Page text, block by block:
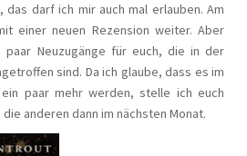
darf ich mir auch mal erlauben. Am
einer neuen Rezension weiter. Aber
Neuzugänge für euch, die in der
sind. Da ich glaube, dass es im
paar mehr werden, stelle ich euch
anderen dann im nächsten Monat.